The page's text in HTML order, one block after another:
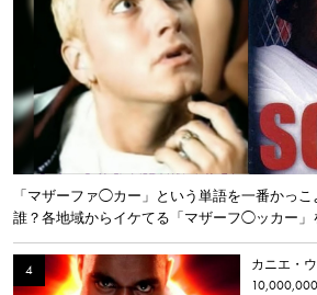
「マザーファ◯カー」という単語を一番かっ
誰？各地域からイケてる「マザーフ◯ッカー」
カニエ・